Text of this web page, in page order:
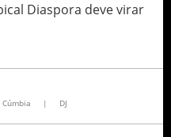
Diaspora deve virar
Cúmbia |
DJ